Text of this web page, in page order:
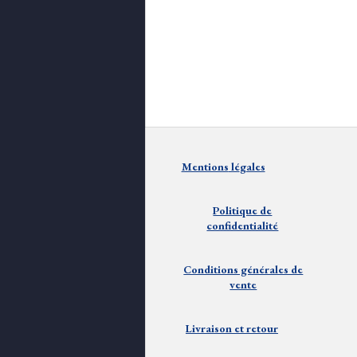
Mentions légales
Politique de
confidentialité
Conditions générales de
vente
Livraison etretour